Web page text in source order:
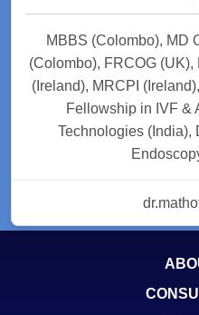
MBBS (Colombo), MD
(Colombo), FRCOG (UK),
(Ireland), MRCPI
Fellowship in IVF &
Technologies (India),